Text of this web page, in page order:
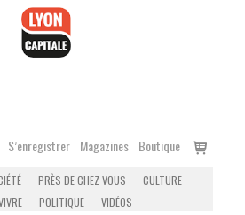
S’enregistrer Magazines Boutique
Voir
PRÈS DE CHEZ VOUS
CULTURE
POLITIQUE VIDÉOS